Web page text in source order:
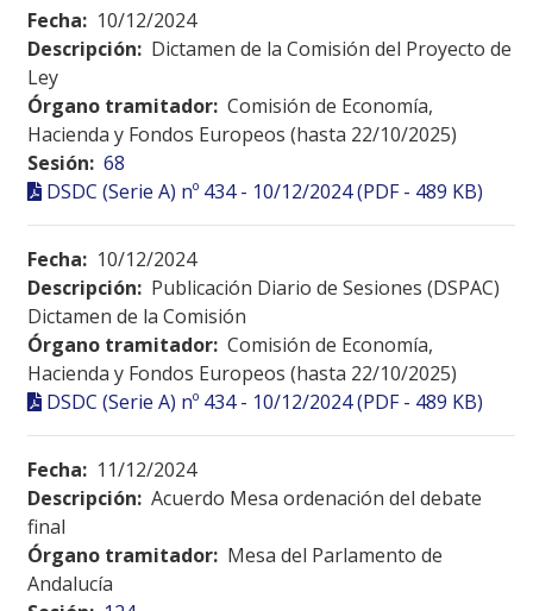
Fecha: 10/12/2024
Descripción: Dictamen de la Comisión del Proyecto de
Ley
Órgano tramitador: Comisión de Economía,
Hacienda y Fondos Europeos (hasta 22/10/2025)
Sesión: 68
DSDC (Serie A) nº 434 - 10/12/2024 (PDF - 489 KB)
Fecha: 10/12/2024
Descripción: Publicación Diario de Sesiones (DSPAC)
Dictamen de la Comisión
Órgano tramitador: Comisión de Economía,
Hacienda y Fondos Europeos (hasta 22/10/2025)
DSDC (Serie A) nº 434 - 10/12/2024 (PDF - 489 KB)
Fecha: 11/12/2024
Descripción: Acuerdo Mesa ordenación del debate
final
Órgano tramitador: Mesa del Parlamento de
Andalucía